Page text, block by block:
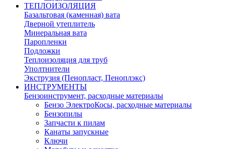
ТЕПЛОИЗОЛЯЦИЯ
Базальтовая (каменная) вата
Дверной утеплитель
Минеральная вата
Паропленки
Подложки
Теплоизоляция для труб
Уполтнители
Экструзия (Пенопласт, Пеноплэкс)
ИНСТРУМЕНТЫ
Бензоинструмент, расходные материалы
Бензо ЭлектроКосы, расходные материалы
Бензопилы
Запчасти к пилам
Канаты запускные
Ключи